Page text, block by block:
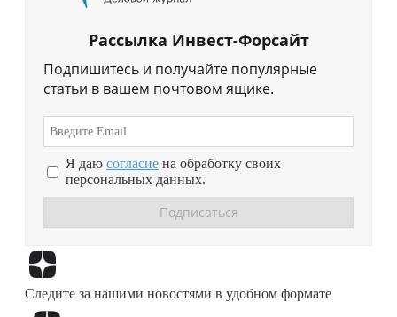
Рассылка Инвест-Форсайт
Подпишитесь и получайте популярные
статьи в вашем почтовом ящике.
Я даю согласие на обработку своих
персональных данных.
Следите за нашими новостями в удобном формате